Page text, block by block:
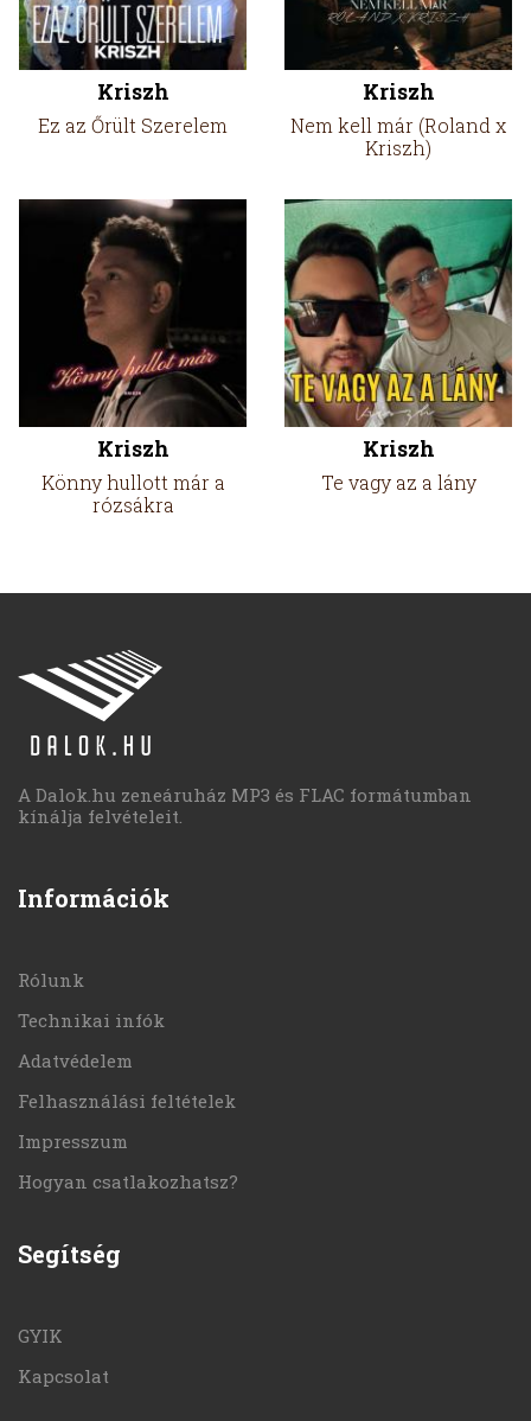
Kriszh
Ez az Őrült Szerelem
Kriszh
Nem kell már (Roland x
Kriszh)
Kriszh
Könny hullott már a
rózsákra
Kriszh
Te vagy az a lány
A Dalok.hu zeneáruház MP3 és FLAC formátumban
kínálja felvételeit.
Információk
Rólunk
Technikai infók
Adatvédelem
Felhasználási feltételek
Impresszum
Hogyan csatlakozhatsz?
Segítség
GYIK
Kapcsolat